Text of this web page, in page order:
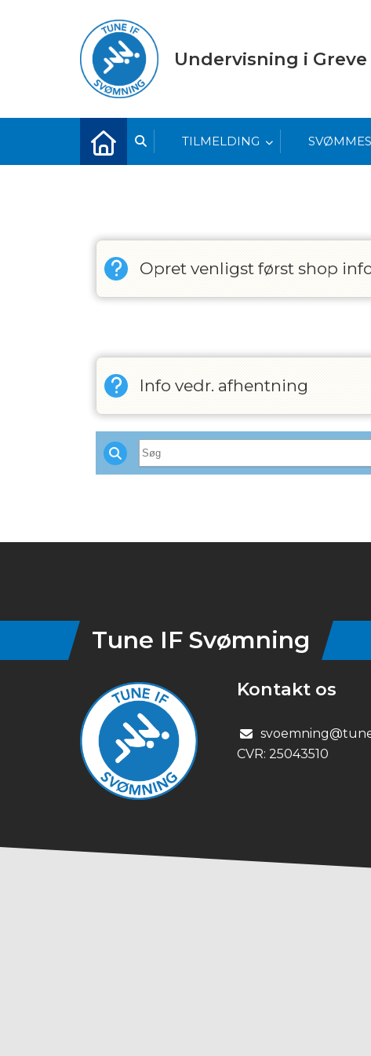
Undervisning i
TILMELDING
Opret venligst først shop
Info vedr. afhentning
Tune IF Svømning
Kontakt os
CVR: 25043510